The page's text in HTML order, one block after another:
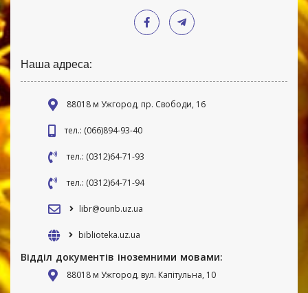
Наша адреса:
88018 м Ужгород, пр. Свободи, 16
тел.: (066)894-93-40
тел.: (0312)64-71-93
тел.: (0312)64-71-94
libr@ounb.uz.ua
biblioteka.uz.ua
Відділ документів іноземними мовами:
88018 м Ужгород, вул. Капітульна, 10